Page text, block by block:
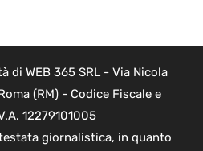
di WEB 365 SRL - Via Nicola
(RM) - Codice Fiscale e
12279101005
giornalistica, in quanto